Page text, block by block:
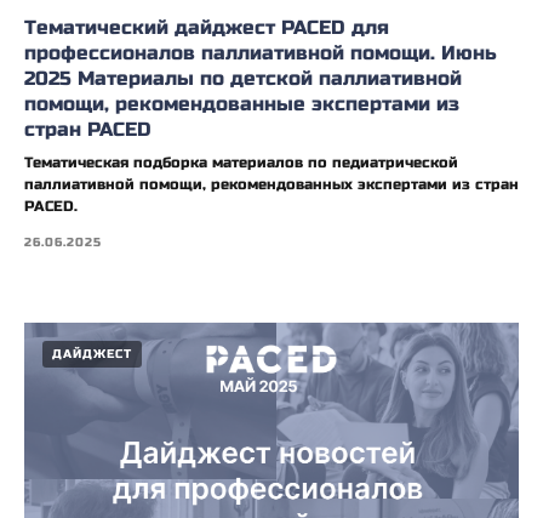
Тематический дайджест PACED для
профессионалов паллиативной помощи. Июнь
2025 Материалы по детской паллиативной
помощи, рекомендованные экспертами из
стран PACED
Тематическая подборка материалов по педиатрической
паллиативной помощи, рекомендованных экспертами из стран
PACED.
26.06.2025
ДАЙДЖЕСТ